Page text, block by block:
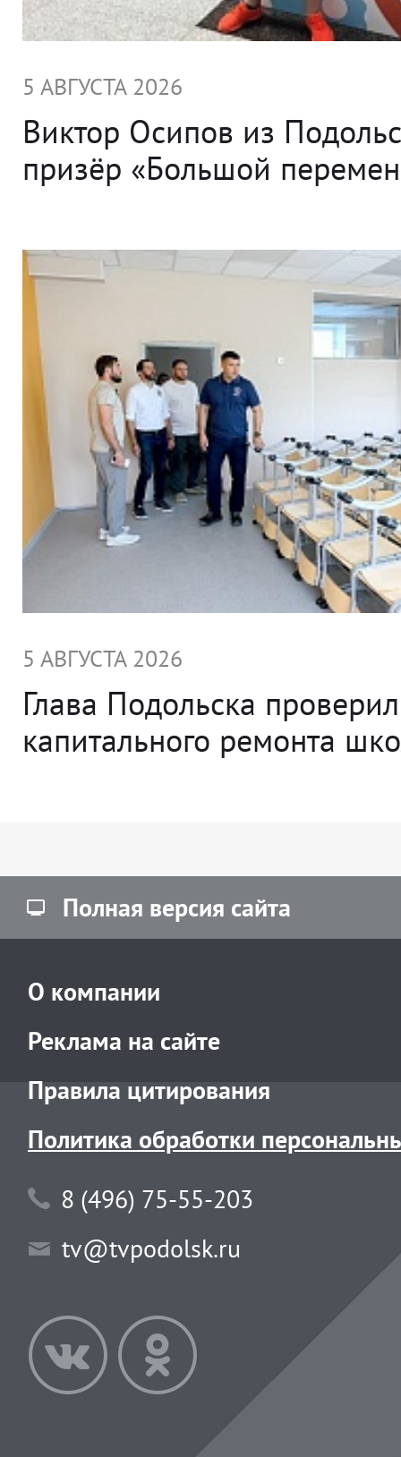
5 АВГУСТА 2026
Виктор Осипов из
призёр «Большой
5 АВГУСТА 2026
Глава Подольска
капитального ремонта
Полная версия сайта
О компании
Реклама на сайте
Правила цитирования
Политика обработки
8 (496) 75-55-203
tv@tvpodolsk.ru